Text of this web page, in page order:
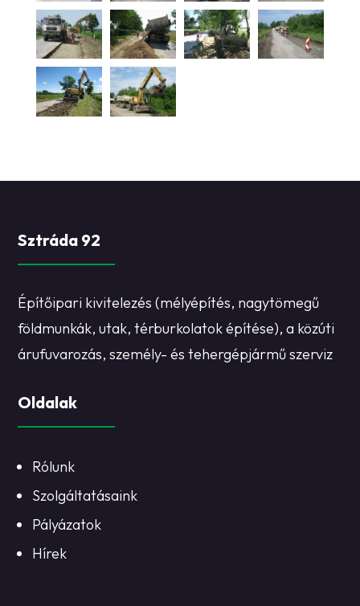
Sztráda 92
Építőipari kivitelezés (mélyépítés, nagytömegű
földmunkák, utak, térburkolatok építése), a közúti
árufuvarozás, személy- és tehergépjármű szerviz
Oldalak
Rólunk
Szolgáltatásaink
Pályázatok
Hírek